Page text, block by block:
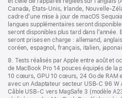
Canada, États-Unis, Irlande, Nouvelle-
cadre d’une mise à jour de macOS
langues supplémentaires seront
seront disponibles plus tard dans l’année.
seront prises en charge : allemand,
coréen, espagnol, français, italien,
8. Tests réalisés par Apple entre août et
de MacBook Pro 14 pouces équipés de la
10 cœurs, GPU 10 cœurs, 24 Go de RAM
avec un Adaptateur secteur USB-C 96 W
Câble USB-C vers MagSafe 3 (modèle